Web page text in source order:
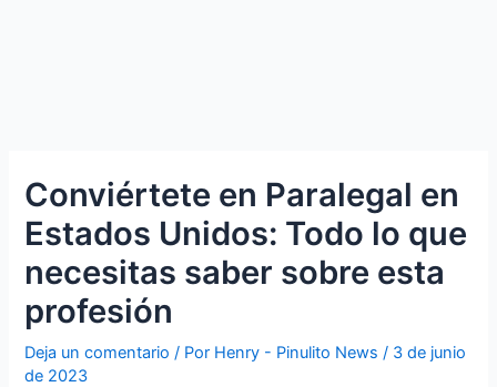
Conviértete en Paralegal en
Estados Unidos: Todo lo que
necesitas saber sobre esta
profesión
Deja un comentario / Por Henry - Pinulito News/ 3 de junio
de 2023